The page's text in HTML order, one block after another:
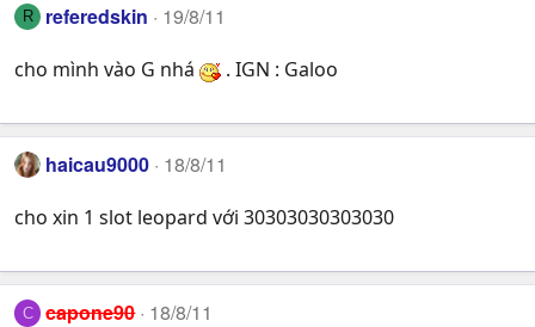
R referedskin 19/8/11
cho mình vào G nhá . IGN : Galoo
haicau9000 18/8/11
cho xin 1 slot leopard với 30303030303030
C capone90 18/8/11